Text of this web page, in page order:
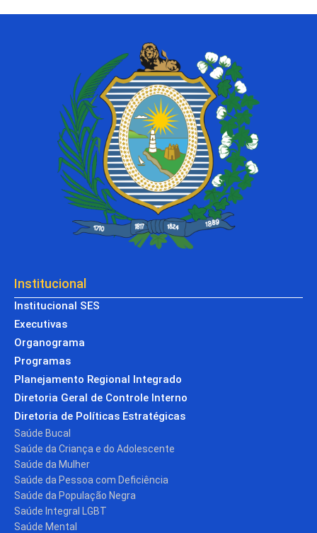
Institucional
Institucional SES
Executivas
Organograma
Programas
Planejamento Regional Integrado
Diretoria Geral de Controle Interno
Diretoria de Políticas Estratégicas
Saúde Bucal
Saúde da Criança e do Adolescente
Saúde da Mulher
Saúde da Pessoa com Deficiência
Saúde da População Negra
Saúde Integral LGBT
Saúde Mental